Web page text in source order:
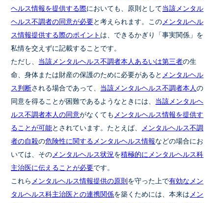
ヘルス情報を提供する際においても、原則として当該メンタル
ヘルス不調者の同意が必要と考えられます。このメンタルヘル
ス情報提供する際のポイント は、できるかぎり「事実関係」を
私情を交えずに記載することです。
ただし、 当該メンタルヘルス不調者本人あるいは第三者の生
命、身体または財産の保護のために必要があると メンタルヘル
ス判断される場合であって、 当該メンタルヘルス不調者本人の
同意を得ることが困難であるようなときには、 当該メンタルヘ
ルス不調者本人の同意がなくても メンタルヘルス情報を提供す
ることが可能とされています。たとえば、
メンタルヘルス不調
者の自殺の危険性に関するメンタルヘルス情報などの場合にお
いては、そのメンタルヘルス状況を積極的にメンタルヘルス科
主治医に伝えることが必要です。
これら メンタルヘルス情報提供の原則 を守った上で有効なメン
タルヘルス科主治医との連携関係を築くためには、本来はメン